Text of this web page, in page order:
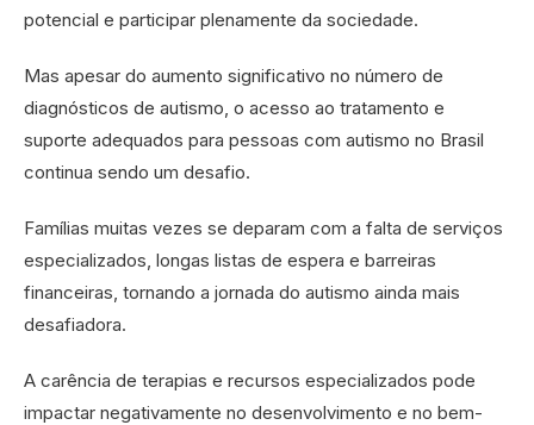
potencial e participar plenamente da sociedade.
Mas apesar do aumento significativo no número de
diagnósticos de autismo, o acesso ao tratamento e
suporte adequados para pessoas com autismo no Brasil
continua sendo um desafio.
Famílias muitas vezes se deparam com a falta de serviços
especializados, longas listas de espera e barreiras
financeiras, tornando a jornada do autismo ainda mais
desafiadora.
A carência de terapias e recursos especializados pode
impactar negativamente no desenvolvimento e no bem-